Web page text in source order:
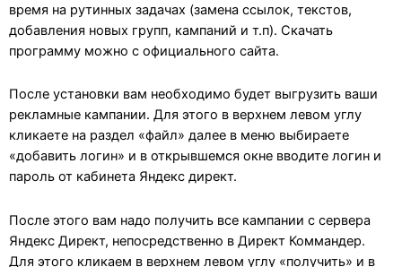
время на рутинных задачах (замена ссылок, текстов,
добавления новых групп, кампаний и т.п). Скачать
программу можно с официального сайта.
После установки вам необходимо будет выгрузить ваши
рекламные кампании. Для этого в верхнем левом углу
кликаете на раздел «файл» далее в меню выбираете
«добавить логин» и в открывшемся окне вводите логин и
пароль от кабинета Яндекс директ.
После этого вам надо получить все кампании с сервера
Яндекс Директ, непосредственно в Директ Коммандер.
Для этого кликаем в верхнем левом углу «получить» и в